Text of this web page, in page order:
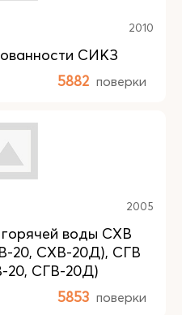
2010
СИКЗ
5882 поверки
2005
воды СХВ
20, СХВ-20Д), СГВ
20, СГВ-20Д)
5853 поверки